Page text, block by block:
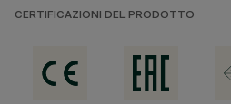
CERTIFICAZIONI DEL PRODOTTO